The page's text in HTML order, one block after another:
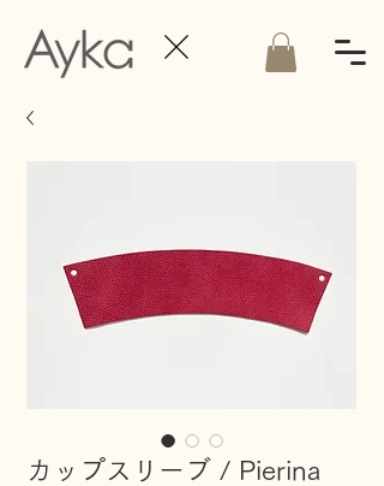
カップスリーブ / Pierina